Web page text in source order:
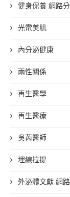
健身保養 網路
光電美肌
內分泌健康
兩性關係
再生醫學
再生醫療
吳芮醫師
埋線拉提
外泌體文獻 網